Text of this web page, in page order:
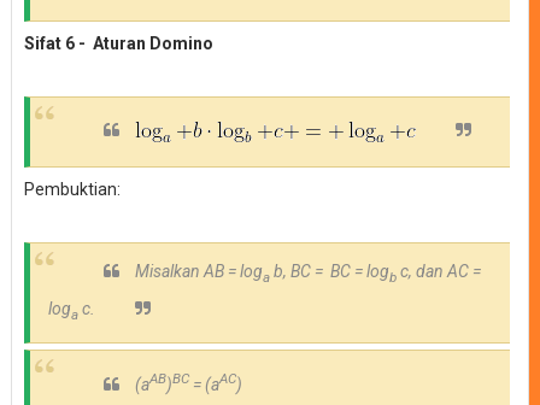
Sifat 6 - Aturan Domino
Pembuktian:
Misalkan AB =loga b, BC = BC =logb c, dan AC =
loga c.
(aAB)BC=(aAC)